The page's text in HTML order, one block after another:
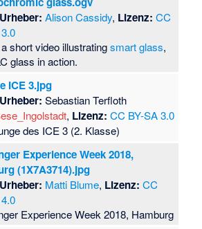
Alison Cassidy, Lizenz: CC
short video illustratingsmart glass,
glass in action.
ICE 3.jpg
Sebastian Terfloth
, Lizenz: CC BY-SA 3.0
des ICE 3 (2. Klasse)
Experience Week 2018,
(1X7A3714).jpg
Matti Blume, Lizenz: CC
Experience Week 2018, Hamburg